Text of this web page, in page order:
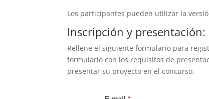
Los participantes pueden utilizar la
Inscripción y presentación:
Rellene el siguiente formulario para
formulario con los requisitos de
presentar su proyecto en el concurso.